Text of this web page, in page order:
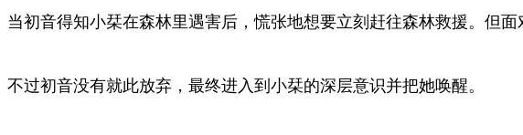
当初音得知小栞在森林里遇害后，慌张地想要立刻赶往森林救援。但
不过初音没有就此放弃，最终进入到小栞的深层意识并把她唤醒。